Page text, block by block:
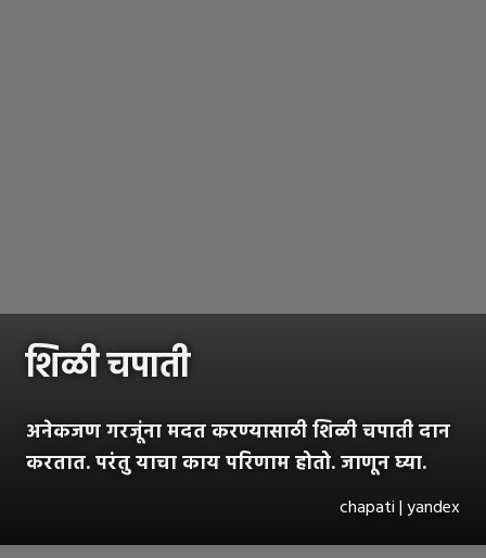
शिळी चपाती
अनेकजण गरजूंना मदत करण्यासाठी शिळी चपाती दान
करतात. परंतु याचा काय परिणाम होतो. जाणून घ्या.
chapati | yandex